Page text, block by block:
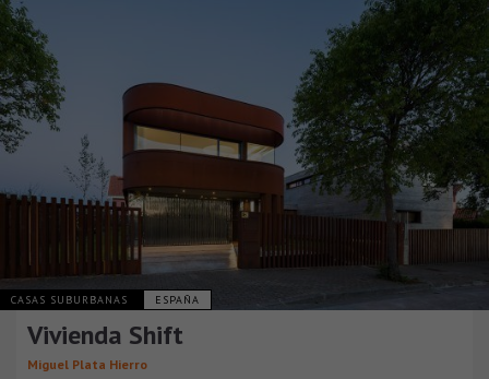
CASAS SUBURBANAS ESPAÑA
Vivienda Shift
Miguel Plata Hierro